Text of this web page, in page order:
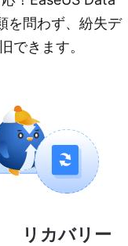
を問わず、紛失デ
できます。
リカバリー